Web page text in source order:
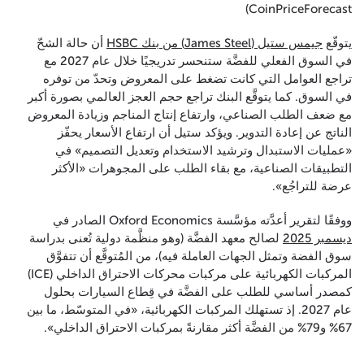
CoinPriceForecast)
يتوقّع جيمس ستيل (James Steel) من بنك HSBC
أن حالة الشحّ
في السوق الفعلي للفضَّة ستنحسر تدريجيًا خلال عام 2027 مع
تراجع العوامل التي كانت تضغط على المعروض وتحدّ من توفره
في السوق. كما يتوقَّع البنك تراجع حجم العجز العالمي بصورة أكبر
مع ضعف الطلب الصناعي، وارتفاع إنتاج المناجم وزيادة المعروض
الناتج عن إعادة التدوير. ويؤكد ستيل أن ارتفاع الأسعار يحفّز
«عمليات الاستبدال وترشيد الاستخدام وتعديل التصميم» في
التطبيقات الصناعية، مع بقاء الطلب على المجوهرات «الأكثر
عرضة للتراجُع».
ووفقًا لتقرير أعدَّته مؤسَّسة Oxford Economics الصادر في
ديسمبر 2025
لصالح معهد الفضَّة (وهو منظَّمة دولية تُعنى بدراسة
سوق الفضة وتمثل الجهات العاملة فيه)، من المُتوقَّع أن تتفوَّق
المركبات الكهربائية على مركبات محركات الاحتراق الداخلي (ICE)
كمصدر أساسي للطلب على الفضَّة في قِطاع السيارات بحلول
عام 2027. إذ تستهلك المركبات الكهربائية، «في المتوسّط، ما بين
67% و79% من الفضَّة أكثر مقارنةً بمركبات الاحتراق الداخلي».